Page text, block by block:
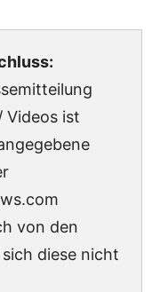
Videos ist
von den
diese nicht